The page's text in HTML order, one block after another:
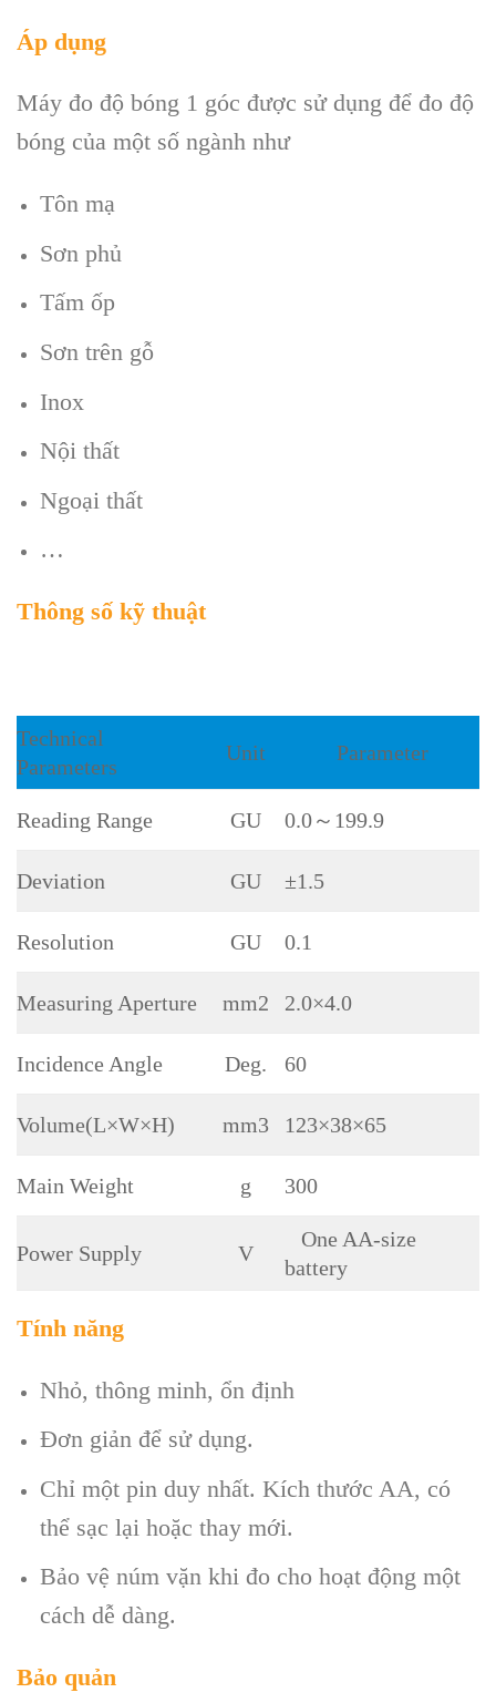
Áp dụng
Máy đo độ bóng 1 góc được sử dụng để đo độ
bóng của một số ngành như
Tôn mạ
Sơn phủ
Tấm ốp
Sơn trên gỗ
Inox
Nội thất
Ngoại thất
…
Thông số kỹ thuật
Technical
Parameters
Unit Parameter
Reading Range GU 0.0～ 199.9
Deviation GU ±1.5
Resolution GU 0.1
Measuring Aperture mm2 2.0×4.0
Incidence Angle Deg. 60
Volume(L×W×H) mm3 123×38×65
Main Weight g 300
Power Supply V
One AA-size
battery
Tính năng
Nhỏ, thông minh, ổn định
Đơn giản để sử dụng.
Chỉ một pin duy nhất. Kích thước AA, có
thể sạc lại hoặc thay mới.
Bảo vệ núm vặn khi đo cho hoạt động một
cách dễ dàng.
Bảo quản